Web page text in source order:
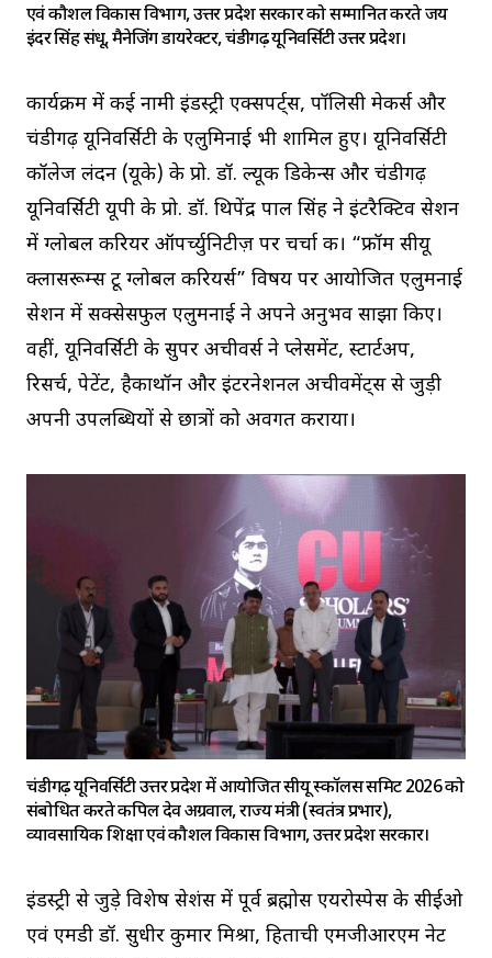
एवं कौशल विकास विभाग, उत्तर प्रदेश सरकार को सम्मानित करते जय
इंदर सिंह संधू, मैनेजिंग डायरेक्टर, चंडीगढ़ यूनिवर्सिटी उत्तर प्रदेश।
कार्यक्रम में कई नामी इंडस्ट्री एक्सपर्ट्स, पॉलिसी मेकर्स और
चंडीगढ़ यूनिवर्सिटी के एलुमिनाई भी शामिल हुए। यूनिवर्सिटी
कॉलेज लंदन (यूके) के प्रो. डॉ. ल्यूक डिकेन्स और चंडीगढ़
यूनिवर्सिटी यूपी के प्रो. डॉ. थिपेंद्र पाल सिंह ने इंटरैक्टिव सेशन
में ग्लोबल करियर ऑपर्च्युनिटीज़ पर चर्चा की। “फ्रॉम सीयू
क्लासरूम्स टू ग्लोबल करियर्स” विषय पर आयोजित एलुमनाई
सेशन में सक्सेसफुल एलुमनाई ने अपने अनुभव साझा किए।
वहीं, यूनिवर्सिटी के सुपर अचीवर्स ने प्लेसमेंट, स्टार्टअप,
रिसर्च, पेटेंट, हैकाथॉन और इंटरनेशनल अचीवमेंट्स से जुड़ी
अपनी उपलब्धियों से छात्रों को अवगत कराया।
चंडीगढ़ यूनिवर्सिटी उत्तर प्रदेश में आयोजित सीयू स्कॉलर्स समिट 2026 को
संबोधित करते कपिल देव अग्रवाल, राज्य मंत्री (स्वतंत्र प्रभार),
व्यावसायिक शिक्षा एवं कौशल विकास विभाग, उत्तर प्रदेश सरकार।
इंडस्ट्री से जुड़े विशेष सेशंस में पूर्व ब्रह्मोस एयरोस्पेस के सीईओ
एवं एमडी डॉ. सुधीर कुमार मिश्रा, हिताची एमजीआरएम नेट